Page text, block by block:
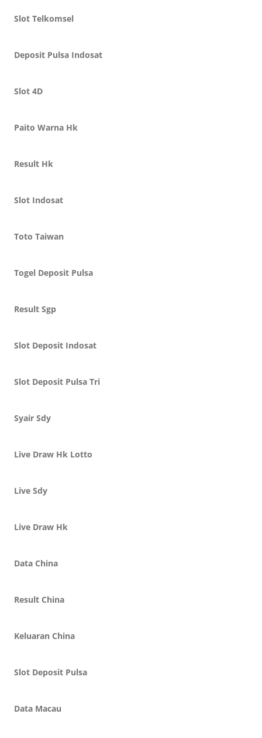
Slot Telkomsel
Deposit Pulsa Indosat
Slot 4D
Paito Warna Hk
Result Hk
Slot Indosat
Toto Taiwan
Togel Deposit Pulsa
Result Sgp
Slot Deposit Indosat
Slot Deposit Pulsa Tri
Syair Sdy
Live Draw Hk Lotto
Live Sdy
Live Draw Hk
Data China
Result China
Keluaran China
Slot Deposit Pulsa
Data Macau